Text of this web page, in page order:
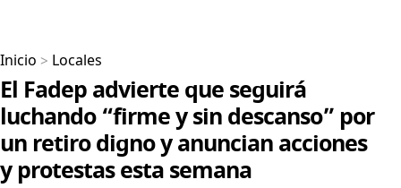
Inicio > Locales
El Fadep advierte que seguirá
luchando “firme y sin descanso” por
un retiro digno y anuncian acciones
y protestas esta semana